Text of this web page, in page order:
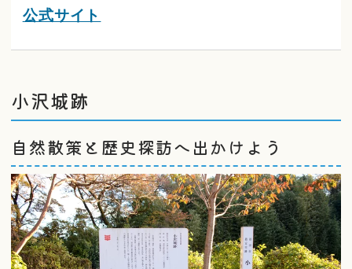
公式サイト
小沢城跡
自然散策と歴史探訪へ出かけよう